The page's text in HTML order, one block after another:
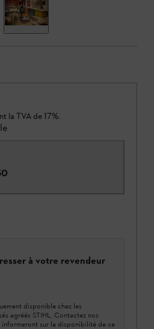
la TVA de 17%.
à votre revendeur
disponible chez les
agréés STIHL. Contactez nos
informeront sur la disponibilité de ce